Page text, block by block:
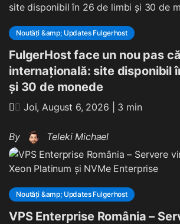
Noutăți &amp; Updates Fulgerhost
FulgerHost face un nou pas
internațională: site disponibil
și 30 de monede
Joi, August 6, 2026 | 3 min
By Teleki Michael
Noutăți &amp; Updates Fulgerhost
VPS Enterprise România –